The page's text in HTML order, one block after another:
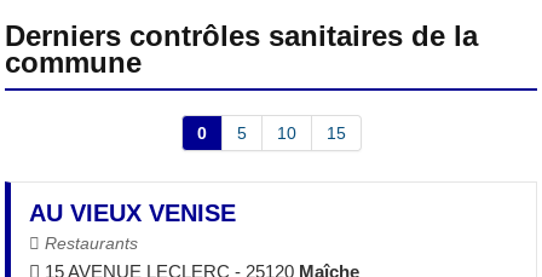
Derniers contrôles sanitaires de la
commune
0 5 10 15
AU VIEUX VENISE
Restaurants
15 AVENUE LECLERC - 25120 Maîche